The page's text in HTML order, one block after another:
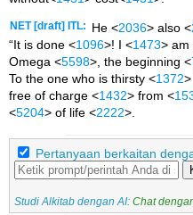
NET [draft] ITL: He <2036> also <
“It is done <1096>! I <1473> am
Omega <5598>, the beginning <
To the one who is thirsty <1372
free of charge <1432> from <
<5204> of life <2222>.
Pertanyaan berkaitan
Studi Alkitab dengan AI: Chat